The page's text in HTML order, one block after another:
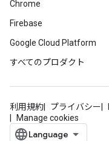
Chrome
Firebase
Google Cloud Platform
すべてのプロダクト
利用規約 プライバシー
Manage cookies